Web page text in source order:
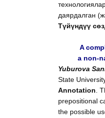
даярдалган
Түйүндүү
A
a non-
Yuburova
State
Annotation .
prepositional
the possible